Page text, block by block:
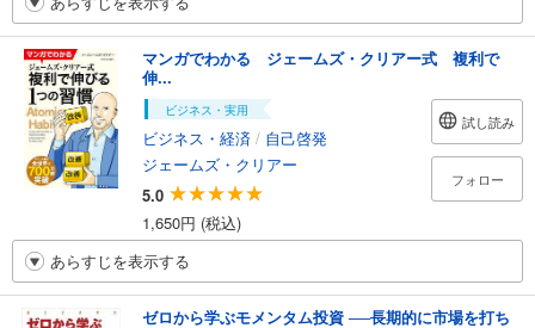
マンガでわかる ジェームズ・クリアー式 複利で
伸...
ビジネス・実用
ビジネス・経済 / 自己啓発
ジェームズ・クリアー
5.0
1,650円 (税込)
試し読み
フォロー
あらすじを表示する
ゼロから学ぶモメンタム投資 ──長期的に市場を打ち